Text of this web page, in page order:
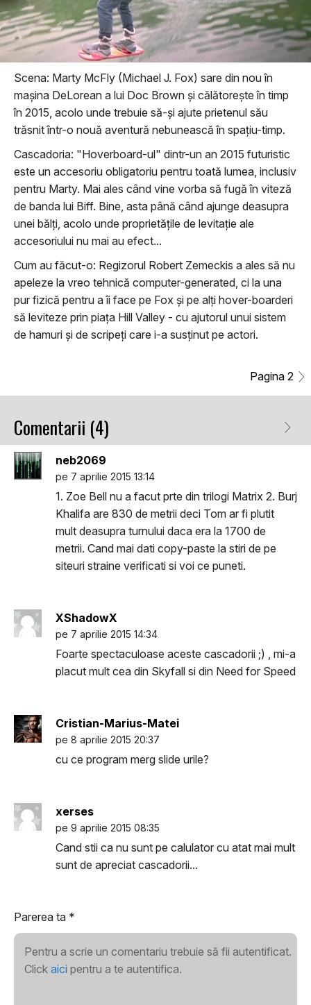
Scena: Marty McFly (Michael J. Fox) sare din nou în
maşina DeLorean a lui Doc Brown şi călătoreşte în timp
în 2015, acolo unde trebuie să-şi ajute prietenul său
trăsnit într-o nouă aventură nebunească în spaţiu-timp.
Cascadoria: "Hoverboard-ul" dintr-un an 2015 futuristic
este un accesoriu obligatoriu pentru toată lumea, inclusiv
pentru Marty. Mai ales când vine vorba să fugă în viteză
de banda lui Biff. Bine, asta până când ajunge deasupra
unei bălţi, acolo unde proprietăţile de levitaţie ale
accesoriului nu mai au efect...
Cum au făcut-o: Regizorul Robert Zemeckis a ales să nu
apeleze la vreo tehnică computer-generated, ci la una
pur fizică pentru a îi face pe Fox şi pe alţi hover-boarderi
să leviteze prin piaţa Hill Valley - cu ajutorul unui sistem
de hamuri şi de scripeţi care i-a susţinut pe actori.
Pagina 2
Comentarii (4)
neb2069
pe 7 aprilie 2015 13:14
1. Zoe Bell nu a facut prte din trilogi Matrix 2. Burj
Khalifa are 830 de metrii deci Tom ar fi plutit
mult deasupra turnului daca era la 1700 de
metrii. Cand mai dati copy-paste la stiri de pe
siteuri straine verificati si voi ce puneti.
XShadowX
pe 7 aprilie 2015 14:34
Foarte spectaculoase aceste cascadorii ;) , mi-a
placut mult cea din Skyfall si din Need for Speed
Cristian-Marius-Matei
pe 8 aprilie 2015 20:37
cu ce program merg slide urile?
xerses
pe 9 aprilie 2015 08:35
Cand stii ca nu sunt pe calulator cu atat mai mult
sunt de apreciat cascadorii...
Parerea ta *
Pentru a scrie un comentariu trebuie să fii autentificat.
Click aici pentru a te autentifica.